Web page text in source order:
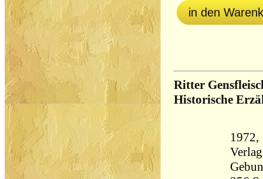
in den
Ritter
Historische